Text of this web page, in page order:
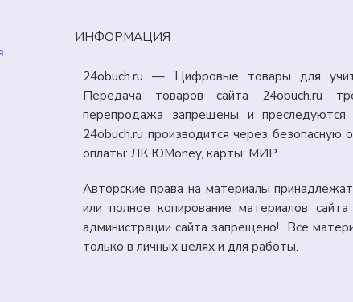
ИНФОРМАЦИЯ
24obuch.ru — Цифровые товары для
Передача товаров сайта 24obuch.ru
перепродажа запрещены и
24obuch.ru производится через
оплаты: ЛК ЮMoney, карты: МИР.
Авторские права на материалы
или полное копирование материалов
администрации сайта запрещено! Все
только в личных целях и для работы.